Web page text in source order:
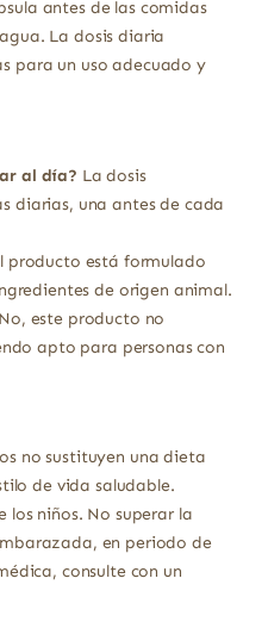
antes de las comidas
La dosis diaria
para un uso adecuado y
al día? La dosis
diarias, una antes de cada
producto está formulado
de origen animal.
No, este producto no
apto para personas con
no sustituyen una dieta
de vida saludable.
los niños. No superar la
en periodo de
consulte con un